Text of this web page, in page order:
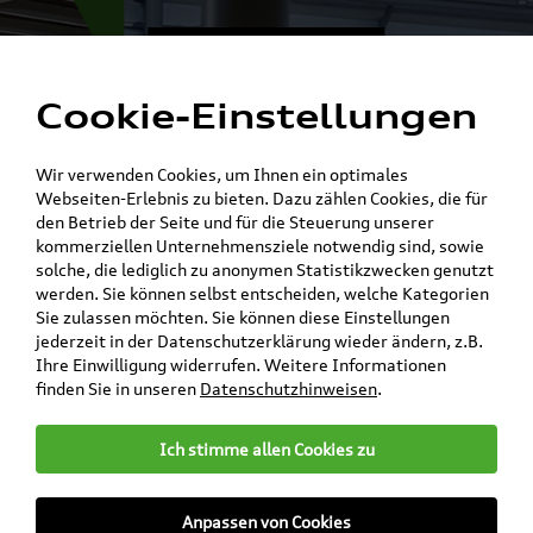
für Ihren Motor ist!
Cookie-Einstellungen
Wir verwenden Cookies, um Ihnen ein optimales
Webseiten-Erlebnis zu bieten. Dazu zählen Cookies, die für
den Betrieb der Seite und für die Steuerung unserer
kommerziellen Unternehmensziele notwendig sind, sowie
solche, die lediglich zu anonymen Statistikzwecken genutzt
werden. Sie können selbst entscheiden, welche Kategorien
Sie zulassen möchten. Sie können diese Einstellungen
jederzeit in der Datenschutzerklärung wieder ändern, z.B.
Ihre Einwilligung widerrufen. Weitere Informationen
finden Sie in unseren Datenschutzhinweisen.
Ich stimme allen Cookies zu
Anpassen von Cookies